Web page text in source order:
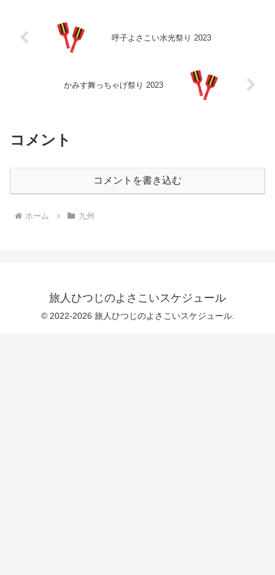
呼子よさこい水光祭り 2023
かみす舞っちゃげ祭り 2023
コメント
コメントを書き込む
ホーム 九州
旅人ひつじのよさこいスケジュール
© 2022-2026 旅人ひつじのよさこいスケジュール.